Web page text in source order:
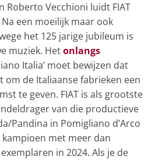
Roberto Vecchioni luidt FIAT
een moeilijk maar ook
het 125 jarige jubileum is
muziek. Hetonlangs
Italia’ moet bewijzen dat
om de Italiaanse fabrieken een
te geven. FIAT is als grootste
van die productieve
Pandina in Pomigliano d’Arco
met meer dan
in 2024. Als je de